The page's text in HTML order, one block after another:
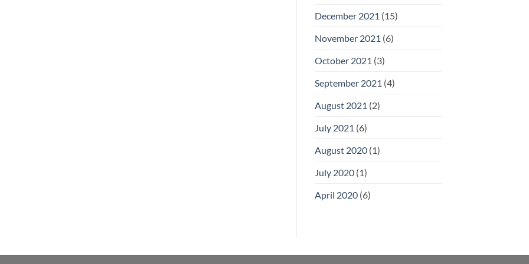
December 2021 (15)
November 2021 (6)
October 2021 (3)
September 2021 (4)
August 2021 (2)
July 2021 (6)
August 2020(1)
July 2020(1)
April 2020(6)